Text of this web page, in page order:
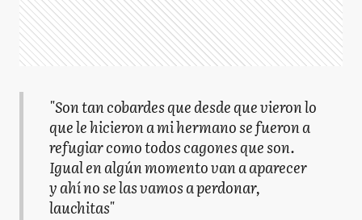
"Son tan cobardes que desde que vieron lo
que le hicieron a mi hermano se fueron a
refugiar como todos cagones que son.
Igual en algún momento van a aparecer
y ahí no se las vamos a perdonar,
lauchitas"